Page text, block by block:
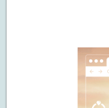
SIDEBAR